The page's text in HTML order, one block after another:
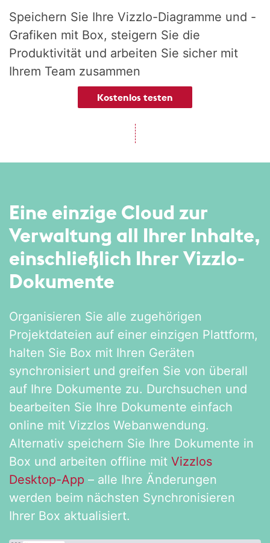
Speichern Sie Ihre Vizzlo-Diagramme und -
Grafiken mit Box, steigern Sie die
Produktivität und arbeiten Sie sicher mit
Ihrem Team zusammen
Kostenlos testen
Eine einzige Cloud zur
Verwaltung all Ihrer Inhalte,
einschließlich Ihrer Vizzlo-
Dokumente
Organisieren Sie alle zugehörigen
Projektdateien auf einer einzigen Plattform,
halten Sie Box mit Ihren Geräten
synchronisiert und greifen Sie von überall
auf Ihre Dokumente zu. Durchsuchen und
bearbeiten Sie Ihre Dokumente einfach
online mit Vizzlos Webanwendung.
Alternativ speichern Sie Ihre Dokumente in
Box und arbeiten offline mit Vizzlos
Desktop-App – alle Ihre Änderungen
werden beim nächsten Synchronisieren
Ihrer Box aktualisiert.